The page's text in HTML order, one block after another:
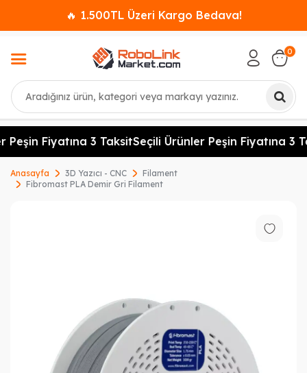
🔥 1.500TL Üzeri Kargo Bedava!
Ara
0
Fiyatına 3 TaksitSeçili Ürünler Peşin Fiyatına 3
Anasayfa 3D Yazıcı - CNC
Filament
Fibromast PLA Demir Gri Filament